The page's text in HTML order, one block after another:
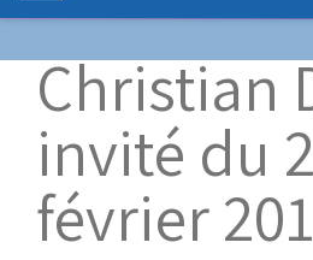
Christian
invité du
février